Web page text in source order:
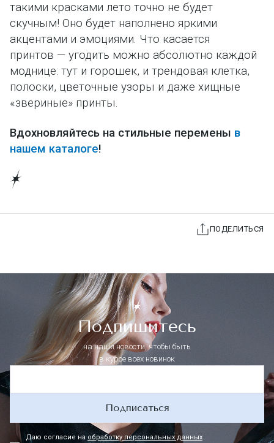
такими красками лето точно не будет
скучным! Оно будет наполнено яркими
акцентами и эмоциями. Что касается
принтов — угодить можно абсолютно каждой
моднице: тут и горошек, и трендовая клетка,
полоски, цветочные узоры и даже хищные
«звериные» принты.
Вдохновляйтесь на стильные перемены в
нашем каталоге!
ПОДЕЛИТЬСЯ
Подпишитесь
на наши новости, чтобы быть
в курсе всех новинок
Подписаться
Даю согласие наобработку персональных данных